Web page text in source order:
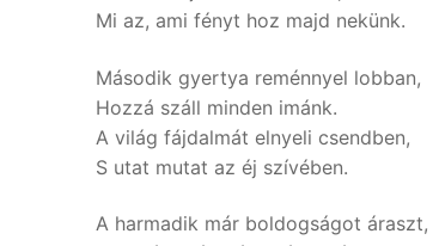
Mi az, ami fényt hoz majd nekünk.
Második gyertya reménnyel lobban,
Hozzá száll minden imánk.
A világ fájdalmát elnyeli csendben,
S utat mutat az éj szívében.
A harmadik már boldogságot áraszt,